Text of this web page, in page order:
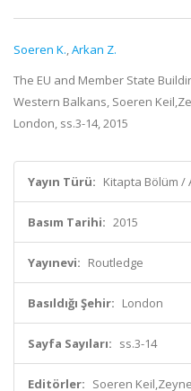
Soeren K.,Arkan Z.
The EU and Member State
Western Balkans, Soeren
London, ss.3-14, 2015
Yayın Türü: Kitapta Bölüm /
Basım Tarihi: 2015
Yayınevi: Routledge
Basıldığı Şehir: London
Sayfa Sayıları: ss.3-14
Editörler: Soeren